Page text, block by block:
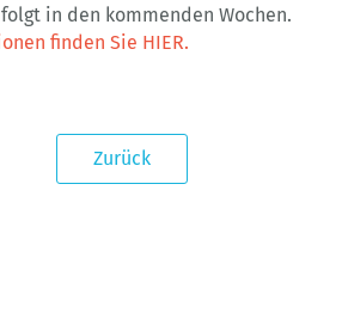
in den kommenden Wochen.
finden Sie HIER.
Zurück